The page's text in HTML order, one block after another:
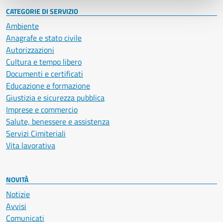
CATEGORIE DI SERVIZIO
Ambiente
Anagrafe e stato civile
Autorizzazioni
Cultura e tempo libero
Documenti e certificati
Educazione e formazione
Giustizia e sicurezza pubblica
Imprese e commercio
Salute, benessere e assistenza
Servizi Cimiteriali
Vita lavorativa
NOVITÀ
Notizie
Avvisi
Comunicati